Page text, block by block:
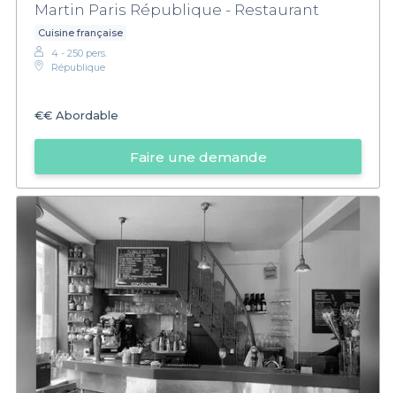
Martin Paris République - Restaurant
Cuisine française
4 - 250 pers.
République
€€ Abordable
Faire une demande